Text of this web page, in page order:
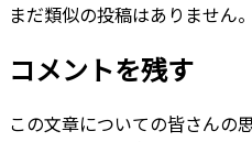
まだ類似の投稿はありません。
コメントを残す
この文章についての皆さんの